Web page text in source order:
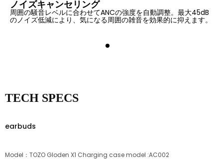
ノイズキャンセリング
周囲の騒音レベルに合わせてANCの強度を自動調整。最大45dB
のノイズ低減により、気になる周囲の雑音を効果的に抑えます。
TECH SPECS
earbuds
Model：TOZO Gloden X1 Charging case model :AC002